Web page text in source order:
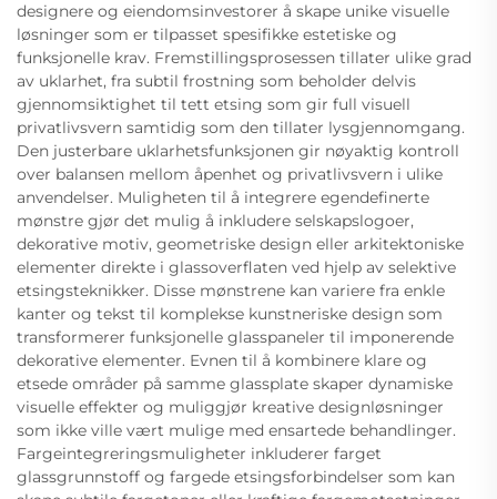
designere og eiendomsinvestorer å skape unike visuelle
løsninger som er tilpasset spesifikke estetiske og
funksjonelle krav. Fremstillingsprosessen tillater ulike grad
av uklarhet, fra subtil frostning som beholder delvis
gjennomsiktighet til tett etsing som gir full visuell
privatlivsvern samtidig som den tillater lysgjennomgang.
Den justerbare uklarhetsfunksjonen gir nøyaktig kontroll
over balansen mellom åpenhet og privatlivsvern i ulike
anvendelser. Muligheten til å integrere egendefinerte
mønstre gjør det mulig å inkludere selskapslogoer,
dekorative motiv, geometriske design eller arkitektoniske
elementer direkte i glassoverflaten ved hjelp av selektive
etsingsteknikker. Disse mønstrene kan variere fra enkle
kanter og tekst til komplekse kunstneriske design som
transformerer funksjonelle glasspaneler til imponerende
dekorative elementer. Evnen til å kombinere klare og
etsede områder på samme glassplate skaper dynamiske
visuelle effekter og muliggjør kreative designløsninger
som ikke ville vært mulige med ensartede behandlinger.
Fargeintegreringsmuligheter inkluderer farget
glassgrunnstoff og fargede etsingsforbindelser som kan